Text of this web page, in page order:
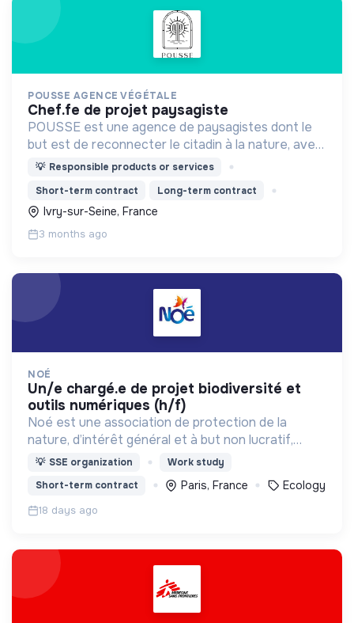
POUSSE AGENCE VÉGÉTALE
chef.fe de projet paysagiste
POUSSE est une agence de paysagistes dont le
but est de reconnecter le citadin à la nature, avec
style et dans tous ses lieux de vie.
💡 Responsible products or services
Short-term contract
Long-term contract
Ivry-sur-Seine, France
3 months ago
NOÉ
un/e chargé.e de projet biodiversité et
outils numériques (h/f)
Noé est une association de protection de la
nature, d’intérêt général et à but non lucratif,
créée en 2001. Elle déploie en France et à
l’international des actions de sauvegarde de la
biodiversité.
💡 SSE organization
Work study
Short-term contract
Paris, France Ecology
18 days ago